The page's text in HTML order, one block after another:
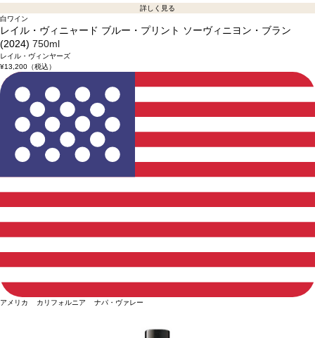
詳しく見る
白ワイン
レイル・ヴィニャード ブルー・プリント ソーヴィニヨン・ブラン
(2024) 750ml
レイル・ヴィンヤーズ
¥13,200（税込）
アメリカ カリフォルニア ナパ・ヴァレー